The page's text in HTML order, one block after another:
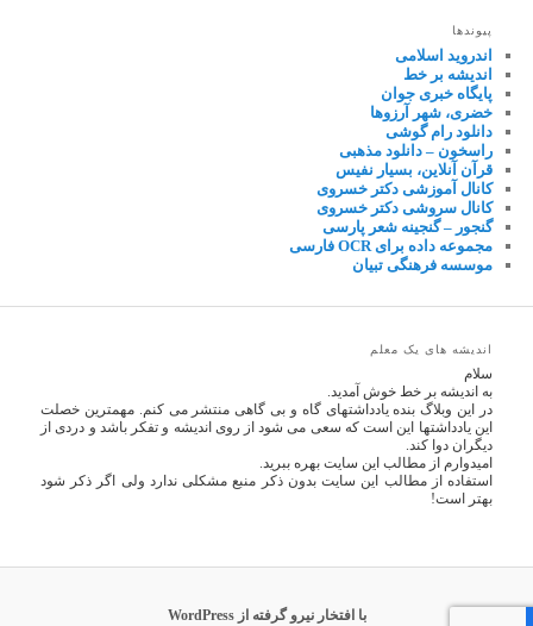
پیوندها
اندروید اسلامی
اندیشه بر خط
پایگاه خبری جوان
خضری، شهر آرزوها
دانلود رام گوشی
راسخون – دانلود مذهبی
قرآن آنلاین، بسیار نفیس
کانال آموزشی دکتر خسروی
کانال سروشی دکتر خسروی
گنجور – گنجینه شعر پارسی
مجموعه داده برای OCR فارسی
موسسه فرهنگی تبیان
اندیشه های یک معلم
سلام
به اندیشه بر خط خوش آمدید.
در این وبلاگ بنده یادداشتهای گاه و بی گاهی منتشر می کنم. مهمترین خصلت
این یادداشتها این است که سعی می شود از روی اندیشه و تفکر باشد و دردی از
دیگران دوا کند.
امیدوارم از مطالب این سایت بهره ببرید.
استفاده از مطالب این سایت بدون ذکر منبع مشکلی ندارد ولی اگر ذکر شود
بهتر است!
با افتخار نیرو گرفته از WordPress